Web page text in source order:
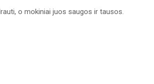
o mokiniai juos saugos ir tausos.